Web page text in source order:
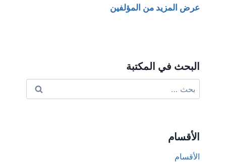
عرض المزيد من المؤلفين
البحث في المكتبة
عن:
الأقسام
الأقسام